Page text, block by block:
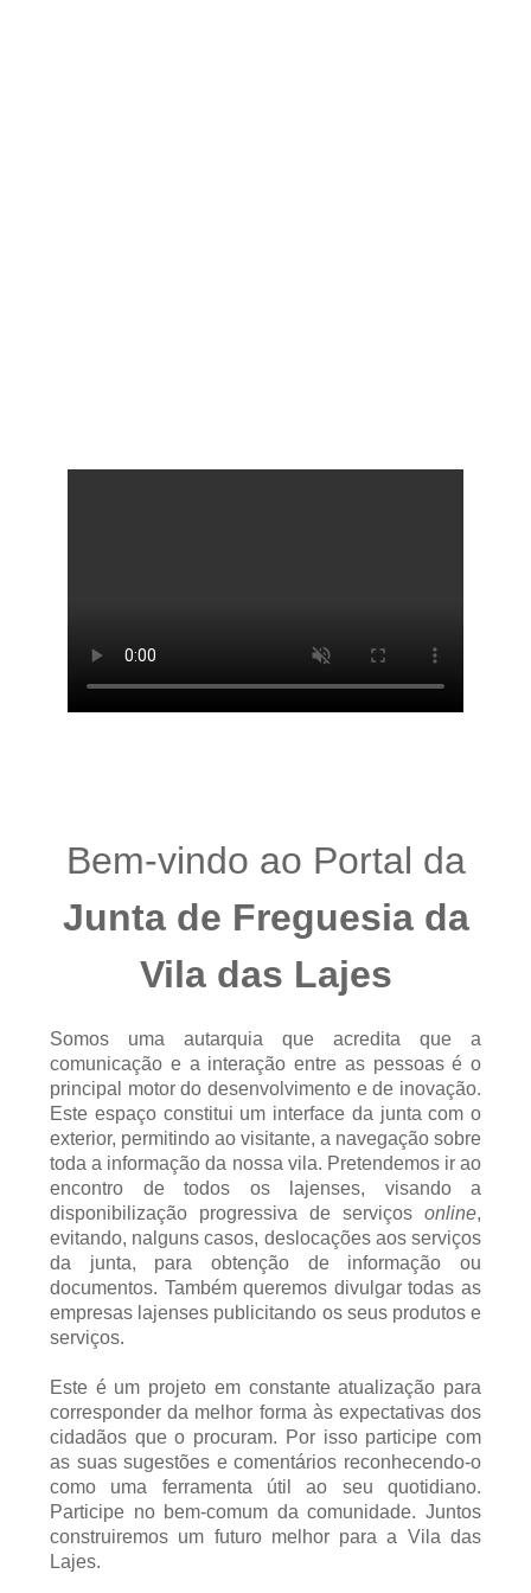
Bem-vindo ao Portal da
Junta de Freguesia da
Vila das Lajes
Somos uma autarquia que acredita que a
comunicação e a interação entre as pessoas é o
principal motor do desenvolvimento e de inovação.
Este espaço constitui um interface da junta com o
exterior, permitindo ao visitante, a navegação sobre
toda a informação da nossa vila. Pretendemos ir ao
encontro de todos os lajenses, visando a
disponibilização progressiva de serviços online,
evitando, nalguns casos, deslocações aos serviços
da junta, para obtenção de informação ou
documentos. Também queremos divulgar todas as
empresas lajenses publicitando os seus produtos e
serviços.
Este é um projeto em constante atualização para
corresponder da melhor forma às expectativas dos
cidadãos que o procuram. Por isso participe com
as suas sugestões e comentários reconhecendo-o
como uma ferramenta útil ao seu quotidiano.
Participe no bem-comum da comunidade. Juntos
construiremos um futuro melhor para a Vila das
Lajes.